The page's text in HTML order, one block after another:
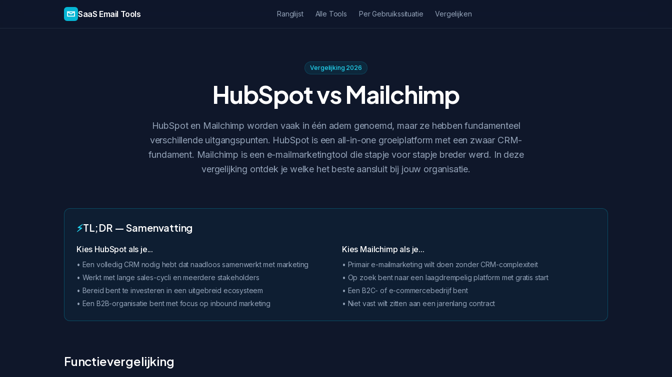
SaaS Email Tools Ranglijst Alle Tools Per Gebruikssituatie Vergelijken
Vergelijking 2026
HubSpot vs Mailchimp
HubSpot en Mailchimp worden vaak in één adem genoemd, maar ze hebben fundamenteel
verschillende uitgangspunten. HubSpot is een all-in-one groeiplatform met een zwaar CRM-
fundament. Mailchimp is een e-mailmarketingtool die stapje voor stapje breder werd. In deze
vergelijking ontdek je welke het beste aansluit bij jouw organisatie.
⚡TL;DR — Samenvatting
Kies HubSpot als je...
• Een volledig CRM nodig hebt dat naadloos samenwerkt met marketing
• Werkt met lange sales-cycli en meerdere stakeholders
• Bereid bent te investeren in een uitgebreid ecosysteem
• Een B2B-organisatie bent met focus op inbound marketing
Kies Mailchimp als je...
• Primair e-mailmarketing wilt doen zonder CRM-complexiteit
• Op zoek bent naar een laagdrempelig platform met gratis start
• Een B2C- of e-commercebedrijf bent
• Niet vast wilt zitten aan een jarenlang contract
Functievergelijking